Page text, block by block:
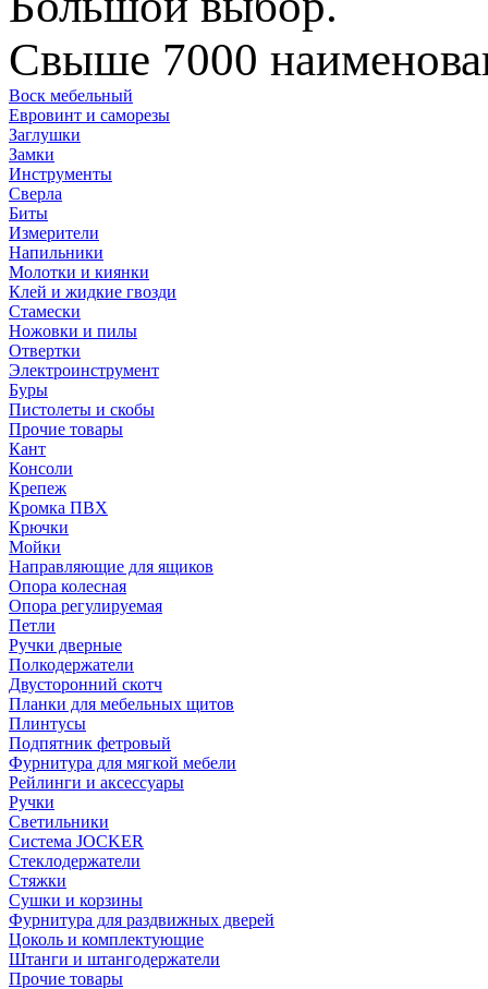
Свыше 7000
Воск мебельный
Евровинт и саморезы
Заглушки
Замки
Инструменты
Сверла
Биты
Измерители
Напильники
Молотки и киянки
Клей и жидкие гвозди
Стамески
Ножовки и пилы
Отвертки
Электроинструмент
Буры
Пистолеты и скобы
Прочие товары
Кант
Консоли
Крепеж
Кромка ПВХ
Крючки
Мойки
Направляющие для ящиков
Опора колесная
Опора регулируемая
Петли
Ручки дверные
Полкодержатели
Двусторонний скотч
Планки для мебельных щитов
Плинтусы
Подпятник фетровый
Фурнитура для мягкой мебели
Рейлинги и аксессуары
Ручки
Светильники
Система JOCKER
Стеклодержатели
Стяжки
Сушки и корзины
Фурнитура для раздвижных дверей
Цоколь и комплектующие
Штанги и штангодержатели
Прочие товары